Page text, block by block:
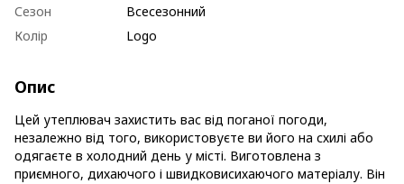
Сезон
Всесезонний
Колір
Logo
Опис
Цей утеплювач захистить вас від поганої погоди,
незалежно від того, використовуєте ви його на схилі або
одягаєте в холодний день у місті. Виготовлена з
приємного, дихаючого і швидковисихаючого матеріалу. Він